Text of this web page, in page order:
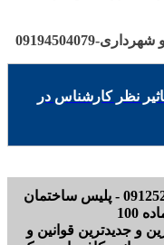
شهرداری-09194504079
نظر کارشناس در
جریمه تغییر کاربری به مسکونی09125253824 - پلیس ساختمان
و جدیدترین قوانین و